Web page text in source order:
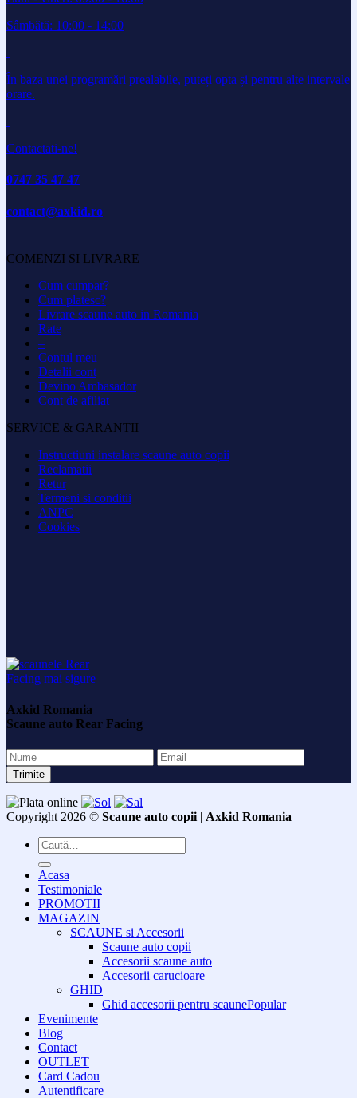
Sâmbătă: 10:00 - 14:00
În baza unei programări prealabile, puteți opta și pentru alte intervale
orare.
Contactati-ne!
0747 35 47 47
contact@axkid.ro
COMENZI SI LIVRARE
Cum cumpar?
Cum platesc?
Livrare scaune auto in Romania
Rate
–
Contul meu
Detalii cont
Devino Ambasador
Cont de afiliat
SERVICE & GARANTII
Instructiuni instalare scaune auto copii
Reclamatii
Retur
Termeni si conditii
ANPC
Cookies
Axkid Romania
Scaune auto Rear Facing
Copyright 2026 © Scaune auto copii | Axkid Romania
Caută
după:
Acasa
Testimoniale
PROMOTII
MAGAZIN
SCAUNE si Accesorii
Scaune auto copii
Accesorii scaune auto
Accesorii carucioare
GHID
Ghid accesorii pentru scaune
Evenimente
Blog
Contact
OUTLET
Card Cadou
Autentificare